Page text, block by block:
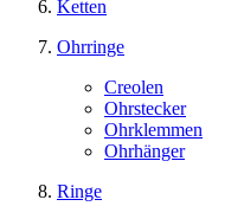
Ketten
Ohrringe
Creolen
Ohrstecker
Ohrklemmen
Ohrhänger
Ringe